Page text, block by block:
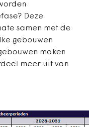
Deze
samen met de
gebouwen
maken
meer uit van